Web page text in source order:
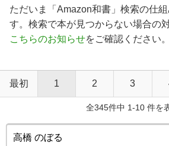
ただいま「Amazon和書」検索の仕
す。検索で本が見つからない場合の
こちらのお知らせをご確認ください。
最初 1 2 3
全345件中 1-10 件を